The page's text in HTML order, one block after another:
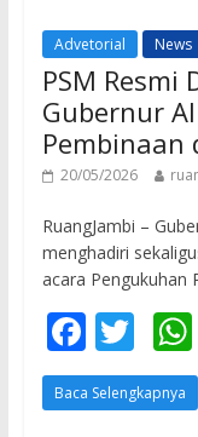
o
k
Advetorial News
PSM Resmi
Gubernur
Pembinaan
20/05/2026
RuangJambi –
menghadiri
acara Pengukuhan
F
ac
e
T
w
itt
h
Baca Selengkapnya